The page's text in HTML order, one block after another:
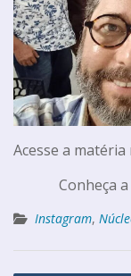
Acesse a matéria
Conheça
Instagram,